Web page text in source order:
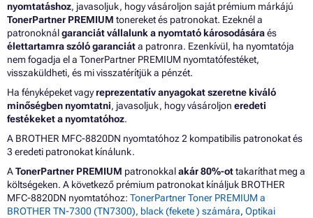
nyomtatáshoz, javasoljuk, hogy vásároljon saját prémium márkájú
TonerPartner PREMIUM tonereket és patronokat. Ezeknél a
patronoknálgaranciát vállalunk a nyomtató károsodásáraés
élettartamra szóló garanciáta patronra. Ezenkívül, ha nyomtatója
nem fogadja el a TonerPartner PREMIUM nyomtatófestéket,
visszaküldheti, és mi visszatérítjük a pénzét.
Ha fényképeket vagyreprezentatív anyagokat szeretne kiváló
minőségben nyomtatni, javasoljuk, hogy vásároljon eredeti
festékeket a nyomtatóhoz.
A BROTHER MFC-8820DN nyomtatóhoz 2 kompatibilis patronokat és
3 eredeti patronokat kínálunk.
ATonerPartner PREMIUM patronokkalakár 80%-ottakaríthat meg a
költségeken. A következő prémium patronokat kínáljuk BROTHER
MFC-8820DN nyomtatóhoz: TonerPartner Toner PREMIUM a
BROTHER TN-7300 (TN7300), black (fekete ) számára, Optikai